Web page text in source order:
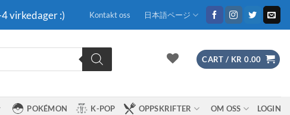
virkedager :) Kontakt oss 日本語ページ
CART / KR 0.00
POKÉMON K-POP OPPSKRIFTER OM OSS LOGIN